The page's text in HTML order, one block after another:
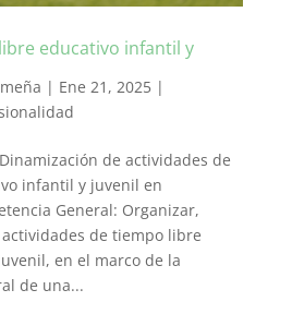
educativo infantil y
| Ene 21, 2025|
de actividades de
infantil y juvenil en
General: Organizar,
de tiempo libre
en el marco de la
de una...